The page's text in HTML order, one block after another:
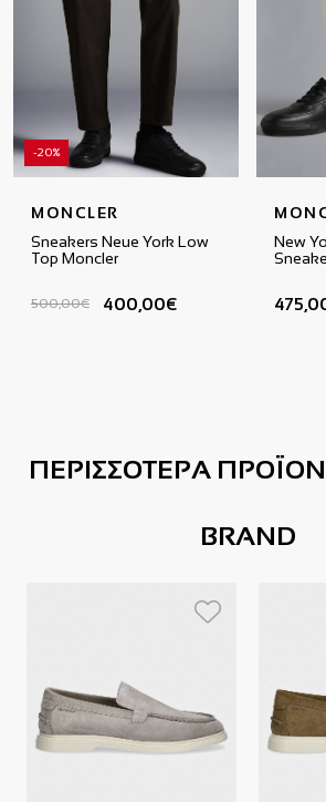
-20%
MONCLER
Sneakers Neue York Low
Top Moncler
500,00€ 400,00€
New
ΠΕΡΙΣΣΟΤΕΡΑ
BRAND